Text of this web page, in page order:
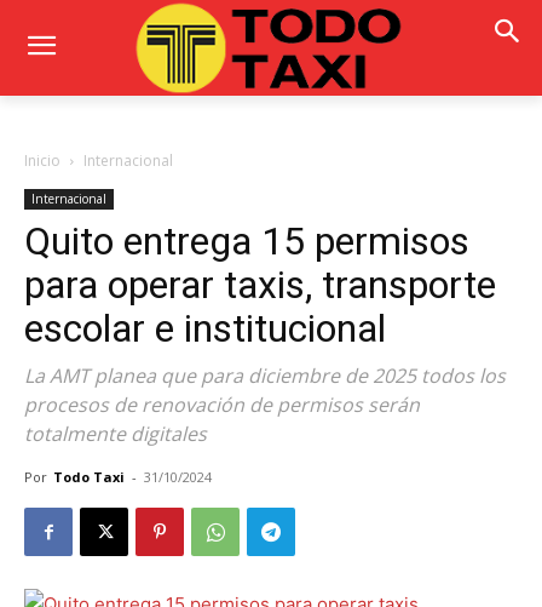
Inicio Internacional
Internacional
Quito entrega 15 permisos
para operar taxis, transporte
escolar e institucional
La AMT planea que para diciembre de 2025 todos los
procesos de renovación de permisos serán
totalmente digitales
Por Todo Taxi - 31/10/2024